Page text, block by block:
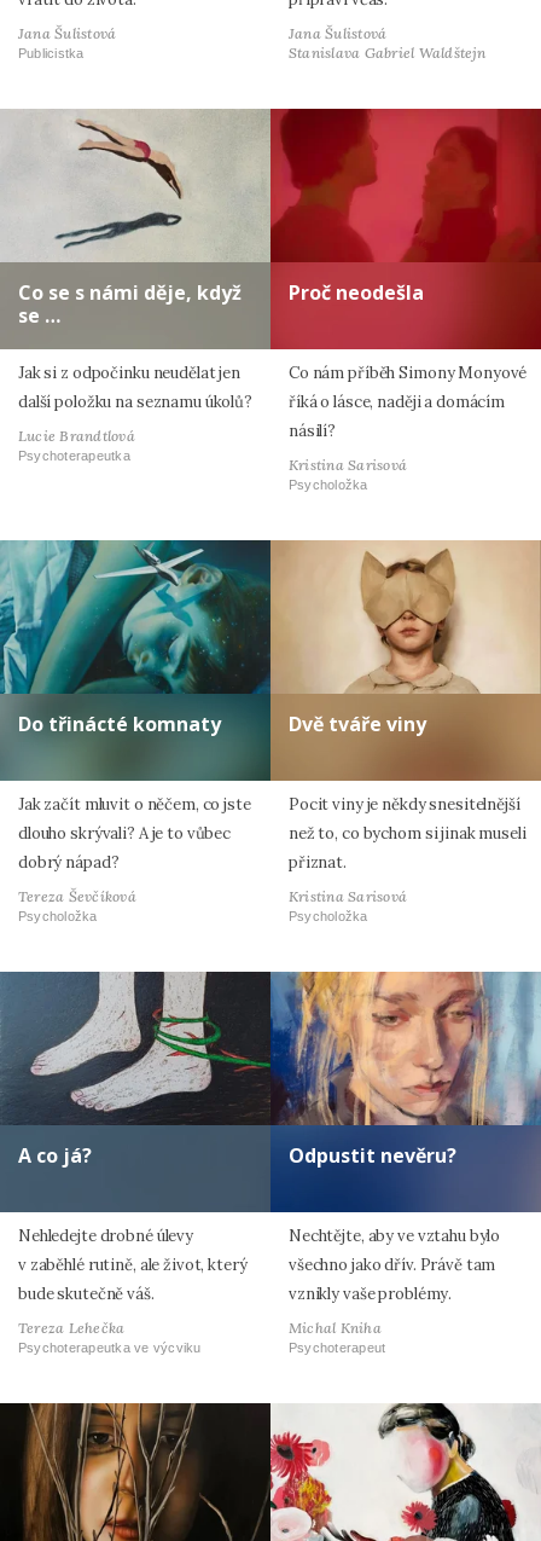
Jana Šulistová
Publicistka
Jana Šulistová
Stanislava Gabriel Waldštejn
Co se s námi děje, když
se …
Jak si z odpočinku neudělat jen
další položku na seznamu úkolů?
Lucie Brandtlová
Psychoterapeutka
Proč neodešla
Co nám příběh Simony Monyové
říká o lásce, naději a domácím
násilí?
Kristina Sarisová
Psycholožka
Do třinácté komnaty
Jak začít mluvit o něčem, co jste
dlouho skrývali? A je to vůbec
dobrý nápad?
Tereza Ševčíková
Psycholožka
Dvě tváře viny
Pocit viny je někdy snesitelnější
než to, co bychom si jinak museli
přiznat.
Kristina Sarisová
Psycholožka
A co já?
Nehledejte drobné úlevy
v zaběhlé rutině, ale život, který
bude skutečně váš.
Tereza Lehečka
Psychoterapeutka ve výcviku
Odpustit nevěru?
Nechtějte, aby ve vztahu bylo
všechno jako dřív. Právě tam
vznikly vaše problémy.
Michal Kniha
Psychoterapeut